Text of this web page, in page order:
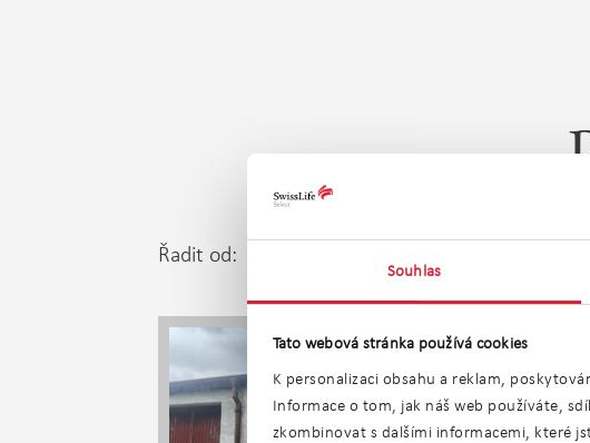
Souhlas
Tato webová stránka používá cookies
K personalizaci obsahu a reklam,
Informace o tom, jak náš web používáte,
zkombinovat s dalšími informacemi, které
Řadit od: